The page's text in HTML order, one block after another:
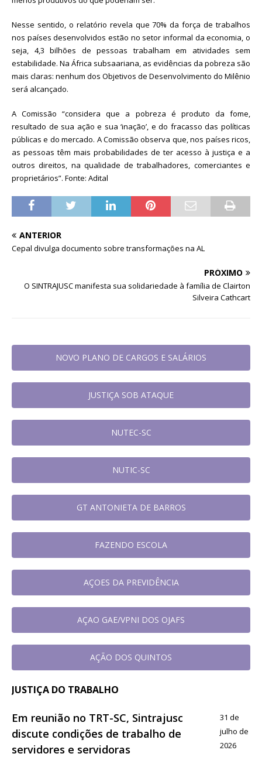
Nesse sentido, o relatório revela que 70% da força de trabalhos
nos países desenvolvidos estão no setor informal da economia, o
seja, 4,3 bilhões de pessoas trabalham em atividades sem
estabilidade. Na África subsaariana, as evidências da pobreza são
mais claras: nenhum dos Objetivos de Desenvolvimento do Milênio
será alcançado.
A Comissão “considera que a pobreza é produto da fome,
resultado de sua ação e sua ‘inação’, e do fracasso das políticas
públicas e do mercado. A Comissão observa que, nos países ricos,
as pessoas têm mais probabilidades de ter acesso à justiça e a
outros direitos, na qualidade de trabalhadores, comerciantes e
proprietários”. Fonte: Adital
ANTERIOR
Cepal divulga documento sobre transformações na AL
PRÓXIMO
O SINTRAJUSC manifesta sua solidariedade à família de Clairton
Silveira Cathcart
NOVO PLANO DE CARGOS E SALÁRIOS
JUSTIÇA SOB ATAQUE
NUTEC-SC
NUTIC-SC
GT ANTONIETA DE BARROS
FAZENDO ESCOLA
AÇOES DA PREVIDÊNCIA
AÇAO GAE/VPNI DOS OJAFS
AÇÃO DOS QUINTOS
JUSTIÇA DO TRABALHO
Em reunião no TRT-SC, Sintrajusc
discute condições de trabalho de
servidores e servidoras
31 de
julho de
2026